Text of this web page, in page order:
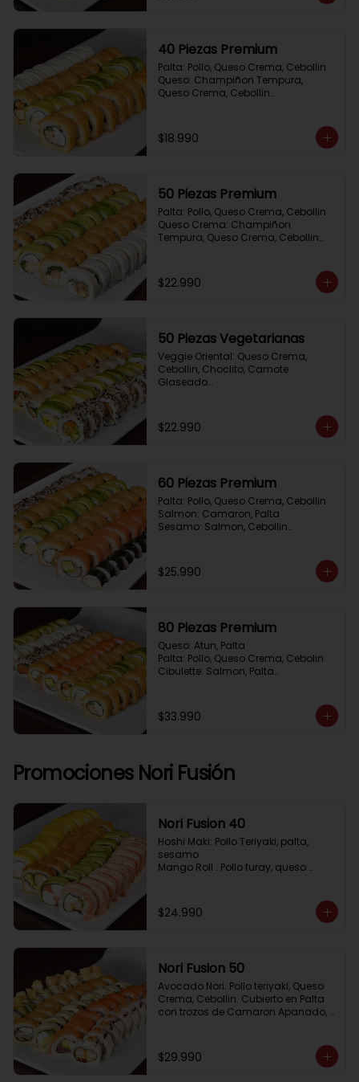
40 Piezas Premium
Palta: Pollo, Queso Crema, Cebollin
Queso: Champiñon Tempura,
Queso Crema, Cebollin
Cebollin
$18.990
50 Piezas Premium
Palta: Pollo, Queso Crema, Cebollin
Queso Crema: Champiñon
Tempura, Queso Crema, Cebollin
Cebollin
Frito 2: Pollo, Queso Crema, Cebollin
$22.990
50 Piezas Vegetarianas
Veggie Oriental: Queso Crema,
Cebollin, Choclito, Camote
Glaseado
Avocado Veggie:	Palmito, Choclito,
Queso Crema, Cebollin
Albahaca,  envuelto en almendras
$22.990
60 Piezas Premium
Palta: Pollo, Queso Crema, Cebollin
Salmon: Camaron, Palta
Sesamo: Salmon, Cebollin
Pimenton, Queso Crema
Hosomaki: Pollo Teriyaki
$25.990
80 Piezas Premium
Queso: Atun, Palta
Palta: Pollo, Queso Crema, Cebolin
Cibulette: Salmon, Palta
Frito 1: Champiñon Tempura,
Pimenton, Queso Crema
Cebollin
$33.990
Promociones Nori Fusión
Nori Fusion 40
Hoshi Maki: Pollo Teriyaki, palta,
sesamo
Mango Roll : Pollo furay, queso
Avocado Oriental: Salmon,
Kanikama, Queso crema, cubierto
Salmon, bañado en salsa
Acevichada
$24.990
Nori Fusion 50
Avocado Nori: Pollo teriyaki, Queso
Crema, Cebollin. Cubierto en Palta
con trozos de Camaron Apanado,
Palta, cubierto en Salmon
Shirosakana Oriental: Pescado
$29.990